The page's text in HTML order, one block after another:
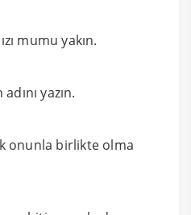
mumu yakın.
yazın.
onunla birlikte olma